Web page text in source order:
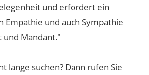
und erfordert ein
Empathie und auch Sympathie
und Mandant."
lange suchen? Dann rufen Sie